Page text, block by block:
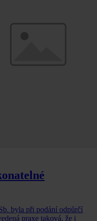
byla při podání odpůrčí
praxe taková, že i